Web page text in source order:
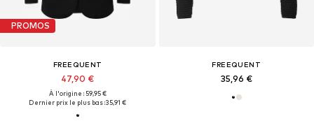
PROMOS
FREEQUENT
47,90 €
À l'origine : 59,95 €
Dernier prix le plus bas :35,91 €
FREEQUENT
35,96 €